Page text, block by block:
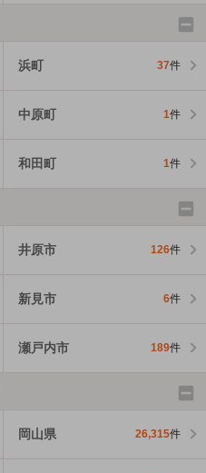
浜町 37件
中原町 1件
和田町 1件
井原市 126件
新見市 6件
瀬戸内市 189件
岡山県 26,315件